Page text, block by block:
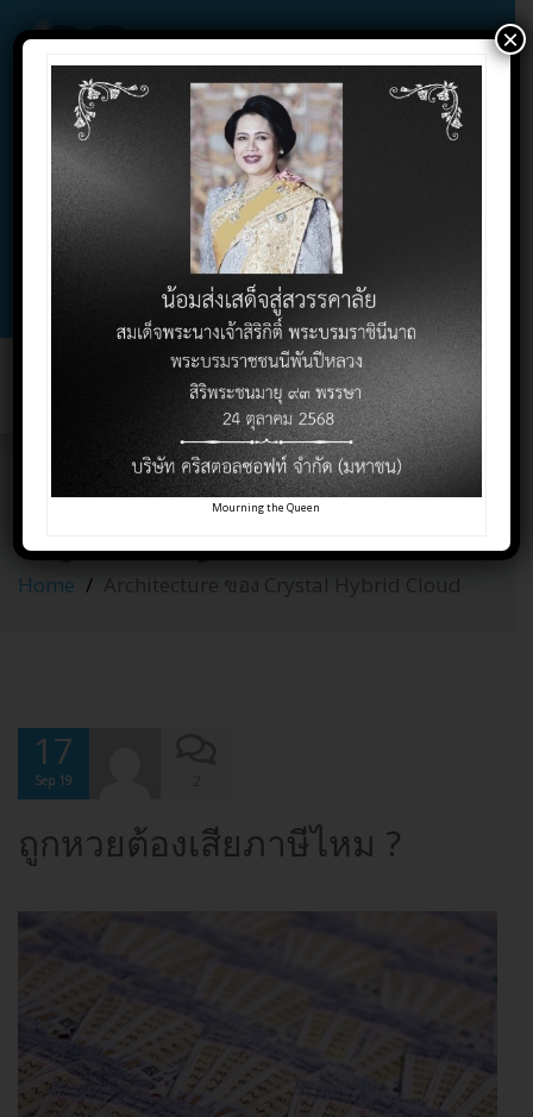
02-732-1900 , 02-732-1800 , 086-325-9004
Contact Click Support Click
Toggle
Architecture ของ
Crystal Hybrid Cloud
Home Architecture ของ Crystal Hybrid Cloud
17
Sep 19
ถูกหวยต้องเสียภาษีไหม ?
Mourning the Queen
×